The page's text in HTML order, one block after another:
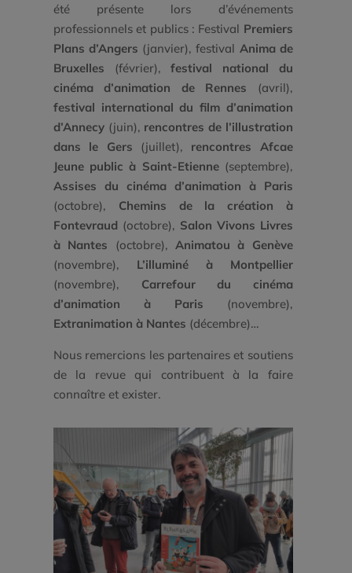
été présente lors d’événements
professionnels et publics : Festival Premiers
Plans d’Angers (janvier), festival Anima de
Bruxelles (février),festival national du
cinéma d’animation de Rennes (avril),
festival international du film d’animation
d’Annecy (juin), rencontres de l’illustration
dans le Gers (juillet), rencontres Afcae
Jeune public à Saint-Etienne(septembre),
Assises du cinéma d’animation à Paris
(octobre), Chemins de la création à
Fontevraud (octobre), Salon Vivons Livres
à Nantes (octobre),Animatou à Genève
(novembre), L’illuminé à Montpellier
(novembre), Carrefour du cinéma
d’animation à Paris (novembre),
Extranimation à Nantes (décembre)…
Nous remercions les partenaires et soutiens
de la revue qui contribuent à la faire
connaître et exister.